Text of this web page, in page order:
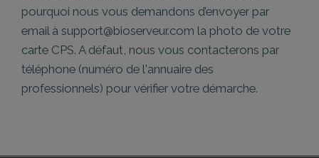
pourquoi nous vous demandons d’envoyer par
email à support@bioserveur.com la photo de votre
carte CPS. A défaut, nous vous contacterons par
téléphone (numéro de l'annuaire des
professionnels) pour vérifier votre démarche.